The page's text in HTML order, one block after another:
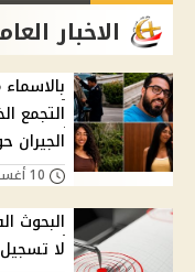
الاخبار
التجمع
الجيران
البحوث
لا